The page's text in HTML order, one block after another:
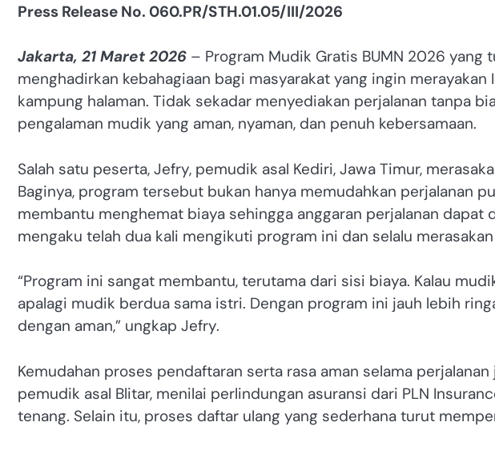
Press Release No. 060.PR/STH.01.05/III/2026
Jakarta, 21 Maret 2026 – Program Mudik Gratis BUMN 2026 yang
menghadirkan kebahagiaan bagi masyarakat yang ingin merayakan
kampung halaman. Tidak sekadar menyediakan perjalanan tanpa
pengalaman mudik yang aman, nyaman, dan penuh kebersamaan.
Salah satu peserta, Jefry, pemudik asal Kediri, Jawa Timur,
Baginya, program tersebut bukan hanya memudahkan perjalanan
membantu menghemat biaya sehingga anggaran perjalanan dapat
mengaku telah dua kali mengikuti program ini dan selalu
“Program ini sangat membantu, terutama dari sisi biaya. Kalau
apalagi mudik berdua sama istri. Dengan program ini jauh lebih
dengan aman,” ungkap Jefry.
Kemudahan proses pendaftaran serta rasa aman selama
pemudik asal Blitar, menilai perlindungan asuransi dari PLN
tenang. Selain itu, proses daftar ulang yang sederhana turut